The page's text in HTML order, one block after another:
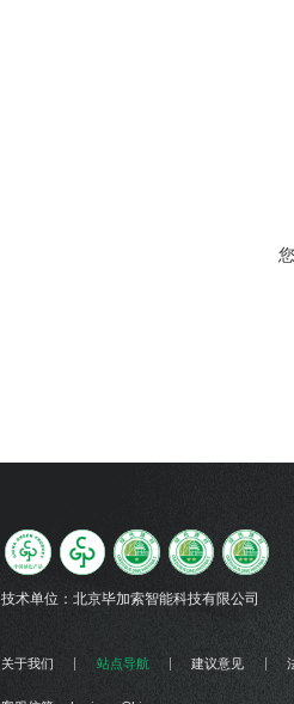
技术单位： 北京毕加索智能科技有限公司
关于我们 站点导航 建议意见